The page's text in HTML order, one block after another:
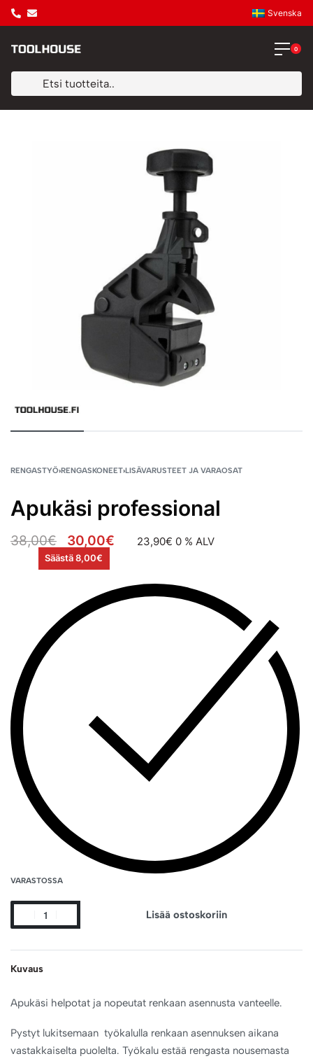
Svenska
0
RENGASTYÖ›RENGASKONEET›LISÄVARUSTEET JA VARAOSAT
Apukäsi professional
38,00€ 30,00€ 23,90€ 0 % ALV
Säästä 8,00€
VARASTOSSA
Lisää ostoskoriin
Kuvaus
Apukäsi helpotat ja nopeutat renkaan asennusta vanteelle.
Pystyt lukitsemaan työkalulla renkaan asennuksen aikana
vastakkaiselta puolelta. Työkalu estää rengasta nousemasta